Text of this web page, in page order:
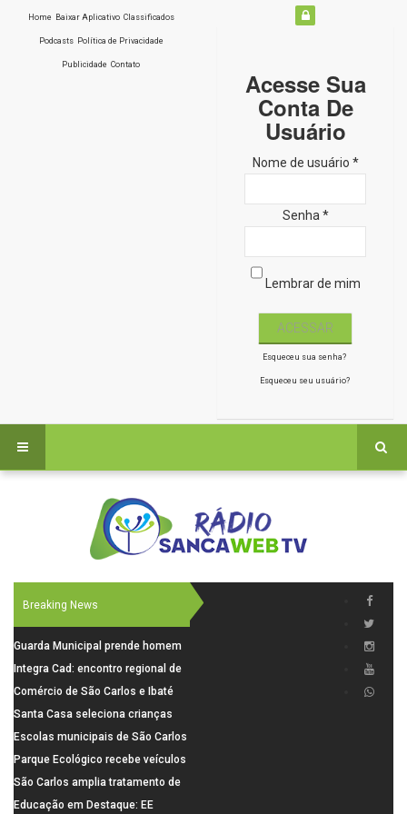
Home Baixar Aplicativo Classificados
Podcasts Política de Privacidade
Publicidade Contato
Acesse Sua
Conta De
Usuário
Nome de usuário *
Senha *
Lembrar de mim
Esqueceu sua senha?
Esqueceu seu usuário?
Breaking News
Guarda Municipal prende homem
por tentativa de furto em CEMEI
após cerco em São Carlos
Integra Cad: encontro regional de
segurança púbica será realizado
dia 10 de agosto em São Carlos
Comércio de São Carlos e Ibaté
terá horário especial para o dia
dos Pais
Santa Casa seleciona crianças
para pesquisa sobre dor de
crescimento
Escolas municipais de São Carlos
superam média Nacional do IDEB
Parque Ecológico recebe veículos
elétricos e moderniza rotina de
manejo dos animais
São Carlos amplia tratamento de
resíduos de saúde com autoclave
Educação em Destaque: EE